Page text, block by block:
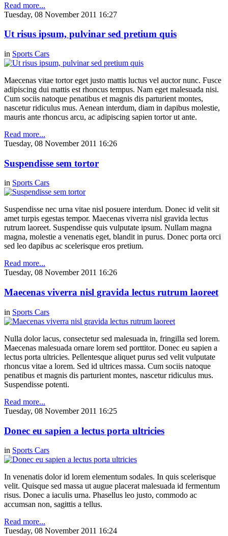
Read more...
Tuesday, 08 November 2011 16:27
Ut risus ipsum, pulvinar sed pretium quis
in Sports Cars
Maecenas vitae tortor eget justo mattis luctus vel auctor nunc. Fusce
adipiscing dui mattis est rhoncus tempus. Nam eget malesuada nisi.
Cum sociis natoque penatibus et magnis dis parturient montes,
nascetur ridiculus mus. Aenean interdum, diam in dapibus molestie,
mauris ante rhoncus arcu, ac adipiscing sapien tortor ut ante.
Read more...
Tuesday, 08 November 2011 16:26
Suspendisse sem tortor
in Sports Cars
Suspendisse nec urna vitae nisl posuere interdum. Donec id velit sit
amet turpis egestas tempor. Maecenas viverra nisl gravida lectus
rutrum laoreet. Suspendisse quis vulputate ipsum. Nullam magna
magna, molestie a venenatis eget, blandit in purus. Donec porta orci
sed leo dapibus ac scelerisque eros pretium.
Read more...
Tuesday, 08 November 2011 16:26
Maecenas viverra nisl gravida lectus rutrum laoreet
in Sports Cars
Nulla dolor lacus, consectetur sed malesuada in, fringilla sed lorem.
Maecenas malesuada ornare lorem sed porttitor. Donec eu sapien a
lectus porta ultricies. Pellentesque aliquet purus sed velit vulputate
rhoncus vitae a lorem. Sed id ultrices massa. Cum sociis natoque
penatibus et magnis dis parturient montes, nascetur ridiculus mus.
Suspendisse potenti.
Read more...
Tuesday, 08 November 2011 16:25
Donec eu sapien a lectus porta ultricies
in Sports Cars
In venenatis dolor id lorem elementum sodales. In quis scelerisque
velit. Quisque sed massa ut augue placerat malesuada id fermentum
risus. Donec a iaculis urna. Phasellus leo justo, commodo ac
accumsan non, sagittis a tellus.
Read more...
Tuesday, 08 November 2011 16:24